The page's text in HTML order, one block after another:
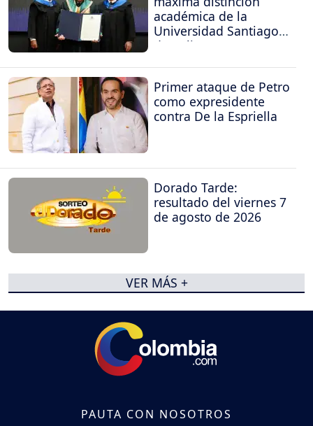
académica de la
Universidad Santiago
de Cali
Primer ataque de Petro
como expresidente
contra De la Espriella
Dorado Tarde:
resultado del viernes 7
de agosto de 2026
VER MÁS +
PAUTA CON NOSOTROS